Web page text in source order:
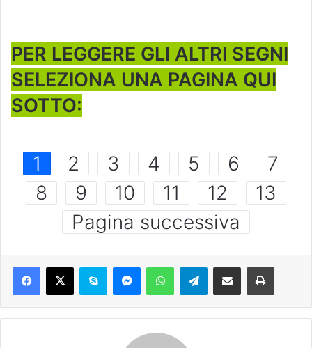
PER LEGGERE GLI ALTRI SEGNI
SELEZIONA UNA PAGINA QUI
SOTTO:
1 2 3 4 5 6
7
8
9 10 11 12
13
Pagina successiva